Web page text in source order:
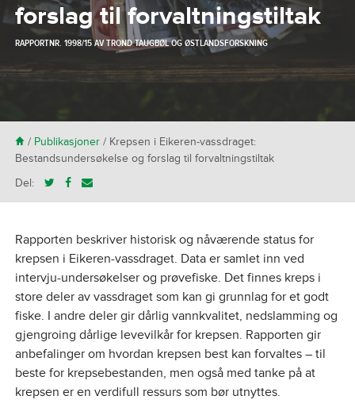
forslag til forvaltningstiltak
RAPPORTNR. 1998/15 AVTROND TAUGBØLOGØSTLANDSFORSKNING
H/ Publikasjoner/ Krepsen i Eikeren-vassdraget:
Bestandsundersøkelse og forslag til forvaltningstiltak
Del:
Rapporten beskriver historisk og nåværende status for
krepsen i Eikeren-vassdraget. Data er samlet inn ved
intervju-undersøkelser og prøvefiske. Det finnes kreps i
store deler av vassdraget som kan gi grunnlag for et godt
fiske. I andre deler gir dårlig vannkvalitet, nedslamming og
gjengroing dårlige levevilkår for krepsen. Rapporten gir
anbefalinger om hvordan krepsen best kan forvaltes – til
beste for krepsebestanden, men også med tanke på at
krepsen er en verdifull ressurs som bør utnyttes.